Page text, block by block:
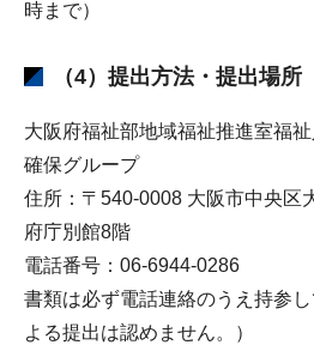
時まで）
（4）提出方法・提出場所
大阪府福祉部地域福祉推進室福
確保グループ
住所：〒540-0008 大阪市中央
府庁別館8階
電話番号：06-6944-0286
書類は必ず電話連絡のうえ持参
よる提出は認めません。）